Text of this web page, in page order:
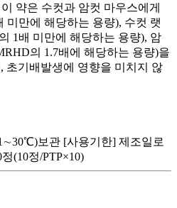
약은 수컷과 암컷 마우스에게
미만에 해당하는 용량), 수컷 랫
1배 미만에 해당하는 용량), 암
의 1.7배에 해당하는 용량)을
초기배발생에 영향을 미치지 않
보관 [사용기한] 제조일로
(10정/PTP×10)